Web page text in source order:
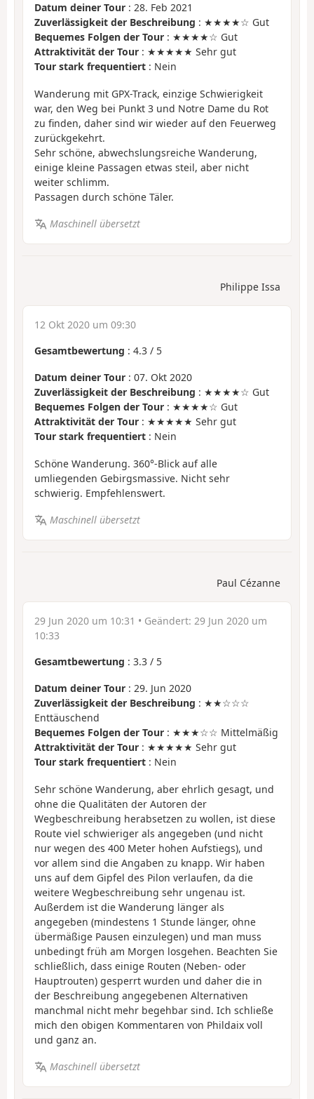
Datum deiner Tour : 28. Feb 2021
Zuverlässigkeit der Beschreibung : ★★★★☆ Gut
Bequemes Folgen der Tour : ★★★★☆ Gut
Attraktivität der Tour : ★★★★★ Sehr gut
Tour stark frequentiert : Nein
Wanderung mit GPX-Track, einzige Schwierigkeit
war, den Weg bei Punkt 3 und Notre Dame du Rot
zu finden, daher sind wir wieder auf den Feuerweg
zurückgekehrt.
Sehr schöne, abwechslungsreiche Wanderung,
einige kleine Passagen etwas steil, aber nicht
weiter schlimm.
Passagen durch schöne Täler.
Maschinell übersetzt
Philippe Issa
12 Okt 2020 um 09:30
Gesamtbewertung : 4.3 / 5
Datum deiner Tour : 07. Okt 2020
Zuverlässigkeit der Beschreibung : ★★★★☆ Gut
Bequemes Folgen der Tour : ★★★★☆ Gut
Attraktivität der Tour : ★★★★★ Sehr gut
Tour stark frequentiert : Nein
Schöne Wanderung. 360°-Blick auf alle
umliegenden Gebirgsmassive. Nicht sehr
schwierig. Empfehlenswert.
Maschinell übersetzt
Paul Cézanne
29 Jun 2020 um 10:31 • Geändert: 29 Jun 2020 um
10:33
Gesamtbewertung : 3.3 / 5
Datum deiner Tour : 29. Jun 2020
Zuverlässigkeit der Beschreibung : ★★☆☆☆
Enttäuschend
Bequemes Folgen der Tour : ★★★☆☆ Mittelmäßig
Attraktivität der Tour : ★★★★★ Sehr gut
Tour stark frequentiert : Nein
Sehr schöne Wanderung, aber ehrlich gesagt, und
ohne die Qualitäten der Autoren der
Wegbeschreibung herabsetzen zu wollen, ist diese
Route viel schwieriger als angegeben (und nicht
nur wegen des 400 Meter hohen Aufstiegs), und
vor allem sind die Angaben zu knapp. Wir haben
uns auf dem Gipfel des Pilon verlaufen, da die
weitere Wegbeschreibung sehr ungenau ist.
Außerdem ist die Wanderung länger als
angegeben (mindestens 1 Stunde länger, ohne
übermäßige Pausen einzulegen) und man muss
unbedingt früh am Morgen losgehen. Beachten Sie
schließlich, dass einige Routen (Neben- oder
Hauptrouten) gesperrt wurden und daher die in
der Beschreibung angegebenen Alternativen
manchmal nicht mehr begehbar sind. Ich schließe
mich den obigen Kommentaren von Phildaix voll
und ganz an.
Maschinell übersetzt